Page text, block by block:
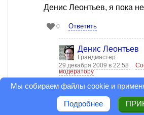
Денис Леонтьев, я пока
0 Ответить
Денис Леонтьев
Грандмастер
29 декабря 2009 в 22:58
модератору
Михаил Берсенев,
пропадала!
Мы собираем файлы cookie и
Подробнее